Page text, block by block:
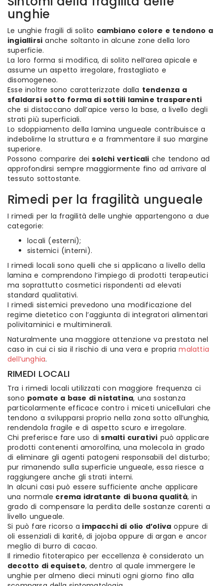
unghie
Le unghie fragili di solito cambiano colore e tendono a
ingiallirsi anche soltanto in alcune zone della loro
superficie.
La loro forma si modifica, di solito nell’area apicale e
assume un aspetto irregolare, frastagliato e
disomogeneo.
Esse inoltre sono caratterizzate dalla tendenza a
sfaldarsi sotto forma di sottili lamine trasparenti
che si distaccano dall’apice verso la base, a livello degli
strati più superficiali.
Lo sdoppiamento della lamina ungueale contribuisce a
indebolirne la struttura e a frammentare il suo margine
superiore.
Possono comparire deisolchi verticali che tendono ad
approfondirsi sempre maggiormente fino ad arrivare al
tessuto sottostante.
Rimedi per la fragilità ungueale
I rimedi per la fragilità delle unghie appartengono a due
categorie:
locali (esterni);
sistemici (interni).
I rimedi locali sono quelli che si applicano a livello della
lamina e comprendono l’impiego di prodotti terapeutici
ma soprattutto cosmetici rispondenti ad elevati
standard qualitativi.
I rimedi sistemici prevedono una modificazione del
regime dietetico con l’aggiunta di integratori alimentari
polivitaminici e multiminerali.
Naturalmente una maggiore attenzione va prestata nel
caso in cui ci sia il rischio di una vera e propriamalattia
dell’unghia.
RIMEDI LOCALI
Tra i rimedi locali utilizzati con maggiore frequenza ci
sono pomate a base di nistatina, una sostanza
particolarmente efficace contro i miceti unicellulari che
tendono a svilupparsi proprio nella zona sotto all’unghia,
rendendola fragile e di aspetto scuro e irregolare.
Chi preferisce fare uso di smalti curativi può applicare
prodotti contenenti amorolfina, una molecola in grado
di eliminare gli agenti patogeni responsabili del disturbo;
pur rimanendo sulla superficie ungueale, essa riesce a
raggiungere anche gli strati interni.
In alcuni casi può essere sufficiente anche applicare
una normale crema idratante di buona qualità, in
grado di compensare la perdita delle sostanze carenti a
livello ungueale.
Si può fare ricorso a impacchi di olio d’oliva oppure di
oli essenziali di karité, di jojoba oppure di argan e ancor
meglio di burro di cacao.
Il rimedio fitoterapico per eccellenza è considerato un
decotto di equiseto, dentro al quale immergere le
unghie per almeno dieci minuti ogni giorno fino alla